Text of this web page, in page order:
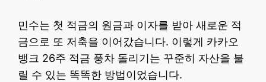
민수는 첫 적금의 원금과 이자를 받아 새로운 적
금으로 또 저축을 이어갔습니다. 이렇게 카카오
뱅크 26주 적금 풍차 돌리기는 꾸준히 자산을 불
릴 수 있는 똑똑한 방법이었습니다.